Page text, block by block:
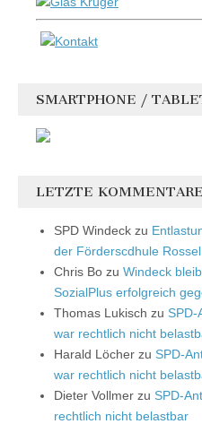
SMARTPHONE /
LETZTE KOMMENTARE
SPD Windeck zu
der Förderscdhule Rossel
Chris Bo zu Windeck
SozialPlus erfolgreich
Thomas Lukisch zu SPD-
war rechtlich nicht
Harald Löcher zu SPD-
war rechtlich nicht
Dieter Vollmer zu SPD-
rechtlich nicht belastbar